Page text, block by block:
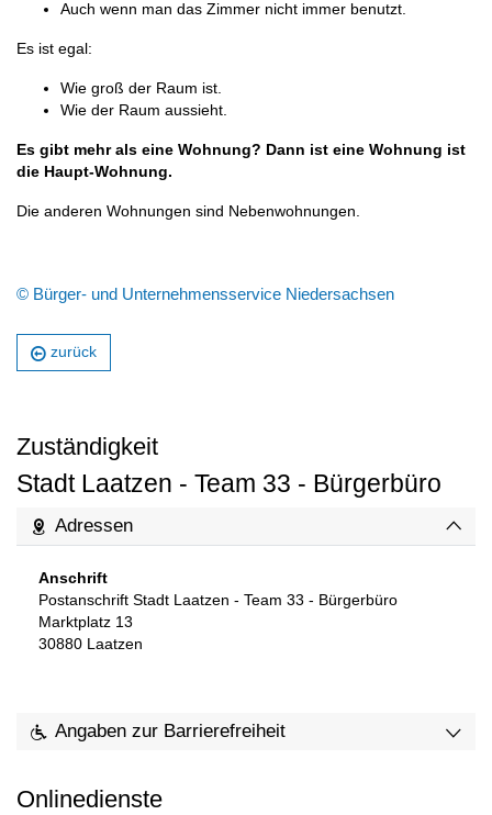
Auch wenn man das Zimmer nicht immer benutzt.
Es ist egal:
Wie groß der Raum ist.
Wie der Raum aussieht.
Es gibt mehr als eine Wohnung? Dann ist eine Wohnung ist
die Haupt-Wohnung.
Die anderen Wohnungen sind Nebenwohnungen.
© Bürger- und Unternehmensservice Niedersachsen
zurück
Zuständigkeit
Stadt Laatzen - Team 33 - Bürgerbüro
Adressen
Anschrift
Postanschrift Stadt Laatzen - Team 33 - Bürgerbüro
Marktplatz 13
30880 Laatzen
Angaben zur Barrierefreiheit
Onlinedienste